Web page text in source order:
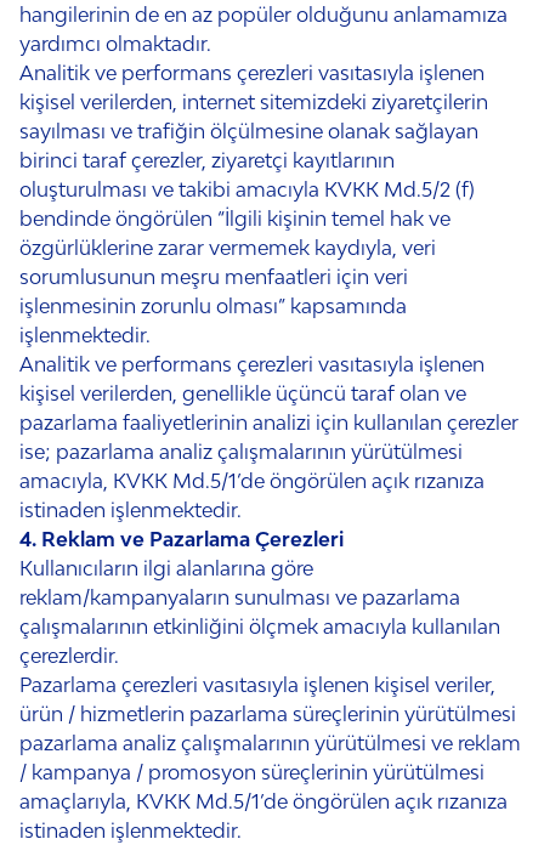
hangilerinin de en az popüler olduğunu anlamamıza
yardımcı olmaktadır.
Analitik ve performans çerezleri vasıtasıyla işlenen
kişisel verilerden, internet sitemizdeki ziyaretçilerin
sayılması ve trafiğin ölçülmesine olanak sağlayan
birinci taraf çerezler, ziyaretçi kayıtlarının
oluşturulması ve takibi amacıyla KVKK Md.5/2 (f)
bendinde öngörülen “İlgili kişinin temel hak ve
özgürlüklerine zarar vermemek kaydıyla, veri
sorumlusunun meşru menfaatleri için veri
işlenmesinin zorunlu olması” kapsamında
işlenmektedir.
Analitik ve performans çerezleri vasıtasıyla işlenen
kişisel verilerden, genellikle üçüncü taraf olan ve
pazarlama faaliyetlerinin analizi için kullanılan çerezler
ise; pazarlama analiz çalışmalarının yürütülmesi
amacıyla, KVKK Md.5/1’de öngörülen açık rızanıza
istinaden işlenmektedir.
4. Reklam ve Pazarlama Çerezleri
Kullanıcıların ilgi alanlarına göre
reklam/kampanyaların sunulması ve pazarlama
çalışmalarının etkinliğini ölçmek amacıyla kullanılan
çerezlerdir.
Pazarlama çerezleri vasıtasıyla işlenen kişisel veriler,
ürün / hizmetlerin pazarlama süreçlerinin yürütülmesi
pazarlama analiz çalışmalarının yürütülmesi ve reklam
/ kampanya / promosyon süreçlerinin yürütülmesi
amaçlarıyla, KVKK Md.5/1’de öngörülen açık rızanıza
istinaden işlenmektedir.